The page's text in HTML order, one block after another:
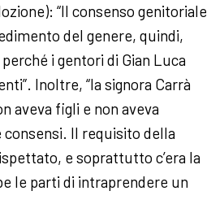
“Il consenso genitoriale
del genere, quindi,
i gentori di Gian Luca
Inoltre, “la signora Carrà
aveva figli e non aveva
consensi. Il requisito della
e soprattutto c’era la
le parti di intraprendere un